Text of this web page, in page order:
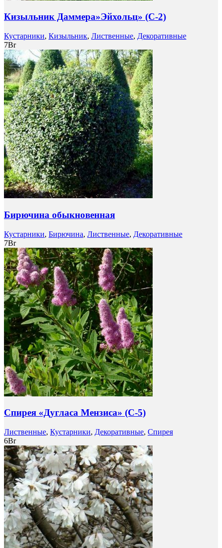
Кизыльник Даммера»Эйхольц» (C-2)
Кустарники, Кизыльник, Лиственные, Декоративные
7Br
Бирючина обыкновенная
Кустарники, Бирючина, Лиственные, Декоративные
7Br
Спирея «Дугласа Мензиса» (C-5)
Лиственные, Кустарники, Декоративные, Спирея
6Br